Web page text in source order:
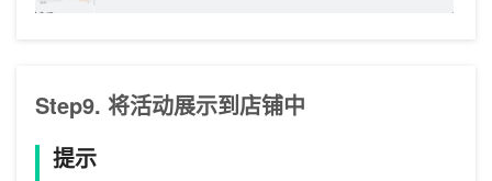
Step9. 将活动展示到店铺中
提示